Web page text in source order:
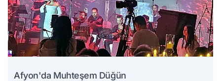
Afyon'da Muhteşem Düğün